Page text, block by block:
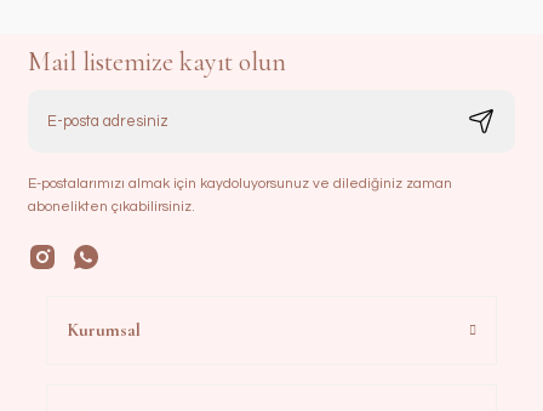
Mail listemize kayıt olun
E-postalarımızı almak için kaydoluyorsunuz ve dilediğiniz zaman
abonelikten çıkabilirsiniz.
Kurumsal